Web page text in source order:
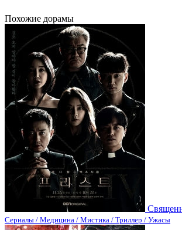
Похожие дорамы
Сериалы / Медицина / Мистика / Триллер / Ужасы